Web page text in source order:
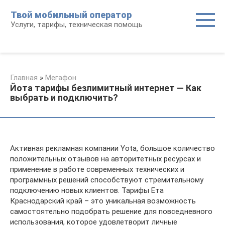
контенту
Твой мобильный оператор
Услуги, тарифы, техническая помощь
Главная » Мегафон
Йота тарифы безлимитный интернет — Как
выбрать и подключить?
Активная рекламная компании Yota, большое количество
положительных отзывов на авторитетных ресурсах и
применение в работе современных технических и
программных решений способствуют стремительному
подключению новых клиентов. Тарифы Ета
Краснодарский край – это уникальная возможность
самостоятельно подобрать решение для повседневного
использования, которое удовлетворит личные